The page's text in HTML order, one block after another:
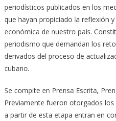
periodísticos publicados en los
que hayan propiciado la reflexión
económica de nuestro país.
periodismo que demandan los
derivados del proceso de
cubano.
Se compite en Prensa Escrita,
Previamente fueron otorgados
a partir de esta etapa entran en